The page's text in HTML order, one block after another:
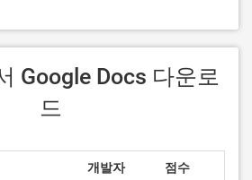
드
개발자 점수